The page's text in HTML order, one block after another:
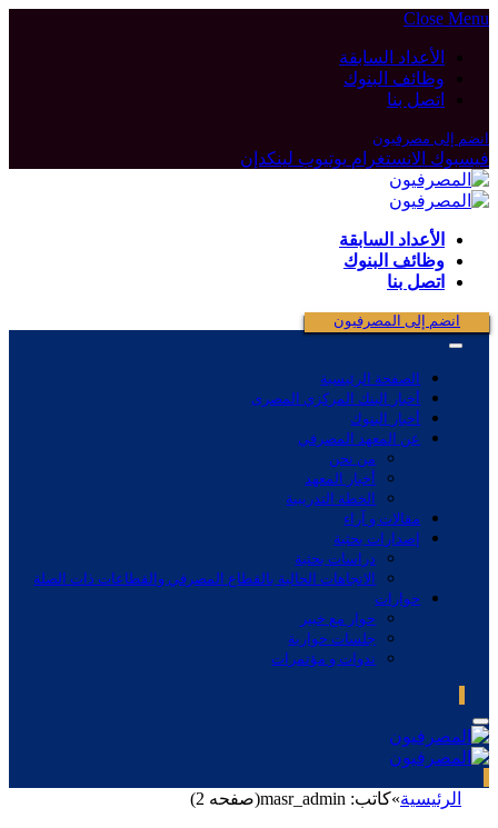
Close Menu
الأعداد السابقة
وظائف البنوك
اتصل بنا
انضم إلى مصرفيون
فيسبوك الانستغرام يوتيوب لينكدإن
الأعداد السابقة
وظائف البنوك
اتصل بنا
انضم إلى المصرفيون
الصفحة الرئيسية
أخبار البنك المركزي المصرى
أخبار البنوك
عن المعهد المصرفي
من نحن
أخبار المعهد
الخطة التدريبية
مقالات و آراء
إصدارات بحثية
دراسات بحثية
الاتجاهات الحالية بالقطاع المصرفي والقطاعات ذات الصلة
حوارات
حوار مع خبير
جلسات حوارية
ندوات و مؤتمرات
الرئيسية»كاتب: masr_admin(صفحه 2)